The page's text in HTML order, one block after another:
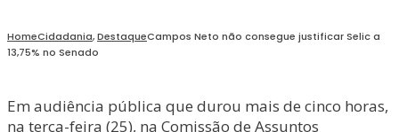
HomeCidadania,DestaqueCampos Neto não consegue justificar Selic a
13,75% no Senado
Em audiência pública que durou mais de cinco horas,
na terça-feira (25), na Comissão de Assuntos